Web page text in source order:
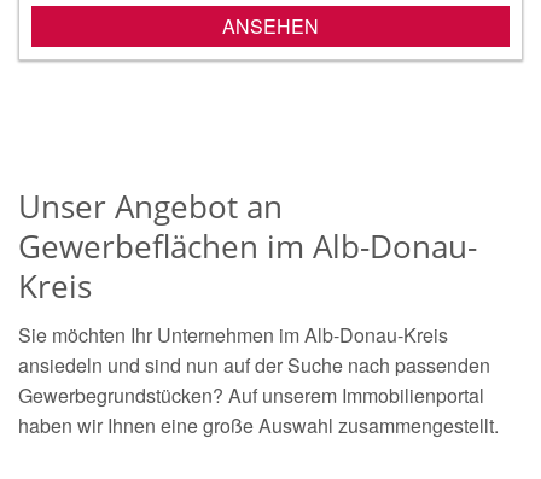
ANSEHEN
Unser Angebot an
Gewerbeflächen im Alb-Donau-
Kreis
Sie möchten Ihr Unternehmen im Alb-Donau-Kreis
ansiedeln und sind nun auf der Suche nach passenden
Gewerbegrundstücken? Auf unserem Immobilienportal
haben wir Ihnen eine große Auswahl zusammengestellt.